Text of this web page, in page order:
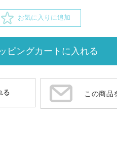
お気に入りに追加
この商品